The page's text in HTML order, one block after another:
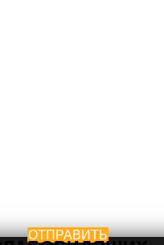
ОТПРАВИТЬ